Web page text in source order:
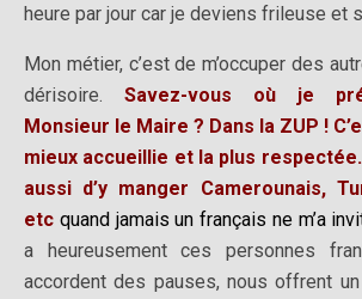
heure par jour car je deviens frileuse et
Mon métier, c’est de m’occuper des
dérisoire. Savez-vous où je
Monsieur le Maire ? Dans la ZUP !
mieux accueillie et la plus respectée.
aussi d’y manger Camerounais,
etc quand jamais un français ne m’a
a heureusement ces personnes
accordent des pauses, nous offrent